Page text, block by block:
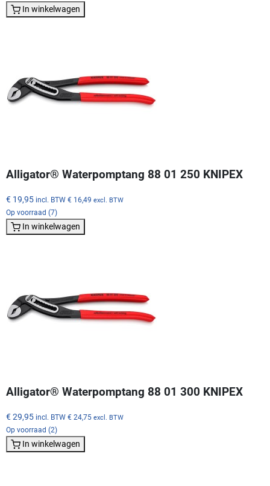
In winkelwagen
Alligator® Waterpomptang 88 01 250 KNIPEX
€ 19,95 incl. BTW € 16,49 excl. BTW
Op voorraad (7)
In winkelwagen
Alligator® Waterpomptang 88 01 300 KNIPEX
€ 29,95 incl. BTW € 24,75 excl. BTW
Op voorraad (2)
In winkelwagen